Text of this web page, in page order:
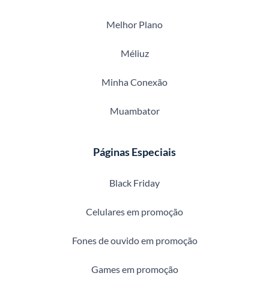
Melhor Plano
Méliuz
Minha Conexão
Muambator
Páginas Especiais
Black Friday
Celulares em promoção
Fones de ouvido em promoção
Games em promoção